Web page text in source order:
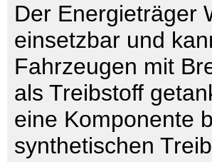
Der Energieträger
einsetzbar und
Fahrzeugen mit
als Treibstoff
eine Komponente
synthetischen